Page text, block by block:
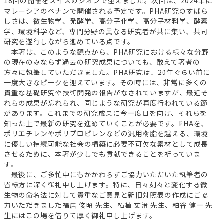
マレーシアのペナンで開催される予定です。PHA研究のすばら
しさは、微生物学、発酵学、高分子化学、高分子材料学、酵素
学、環境科学など、専門分野の異なる研究者が共に集い、共同
研究を遂行しながら進めている点です。
本著は、このような観点から、PHA研究における様々な分野
の現在のみならず過去の研究成果についても、敢えて著者の
方々に執筆していただきました。PHA研究は、20年ぐらい前に
一度大きなピークを迎えています。その時には、非常に多くの
貴重な基礎研究や技術開発の報告がなされていますが、最近そ
れらの成果が忘れられ、同じような研究が再度行われている節
があります。これまでの研究成果に今一度目を向け、それらを
知った上で最新の研究を進めていくことが必要です。PHAを、
ポリエチレンやポリプロピレンなどの汎用樹脂を越える、環境
に優しい持続可能な社会の構築に必要不可欠な素材として成長
させるために、本著が少しでも貢献できることを祈っていま
す。
最後に、ご多忙中にもかかわらずご協力いただいた執筆者の
皆様方に深く御礼申し上げます。特に、日々刻々と変化する微
生物の命名法に対して貴重なご意見と新旧対照表の作成にご協
力いただきました福居 俊昭 先生、柘植 丈治 先生、粕谷 健一 先
生にはこの場を借りて厚く御礼申し上げます。